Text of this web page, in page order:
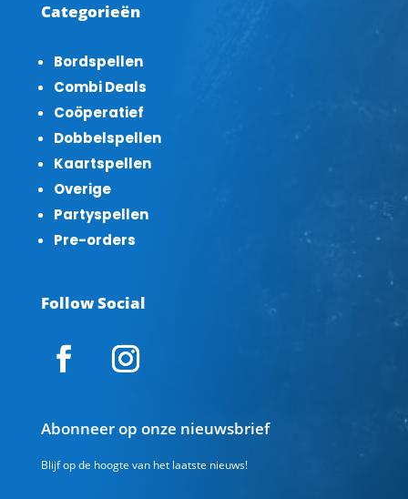
Categorieën
Bordspellen
Combi Deals
Coöperatief
Dobbelspellen
Kaartspellen
Overige
Partyspellen
Pre-orders
Follow Social
Abonneer op onze nieuwsbrief
Blijf op de hoogte van het laatste nieuws!